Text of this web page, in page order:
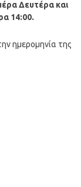
Δευτέρα και
14:00.
ημερομηνία της